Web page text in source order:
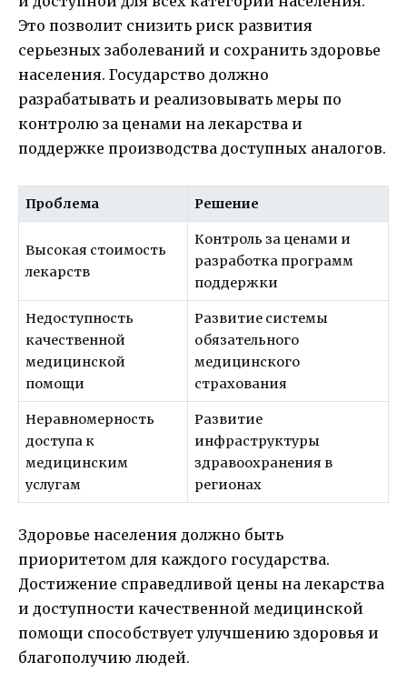
Это позволит снизить риск развития
серьезных заболеваний и сохранить здоровье
населения. Государство должно
разрабатывать и реализовывать меры по
контролю за ценами на лекарства и
поддержке производства доступных аналогов.
Проблема Решение
Высокая стоимость
лекарств
Контроль за ценами и
разработка программ
поддержки
Недоступность
качественной
медицинской
помощи
Развитие системы
обязательного
медицинского
страхования
Неравномерность
доступа к
медицинским
услугам
Развитие
инфраструктуры
здравоохранения в
регионах
Здоровье населения должно быть
приоритетом для каждого государства.
Достижение справедливой цены на лекарства
и доступности качественной медицинской
помощи способствует улучшению здоровья и
благополучию людей.